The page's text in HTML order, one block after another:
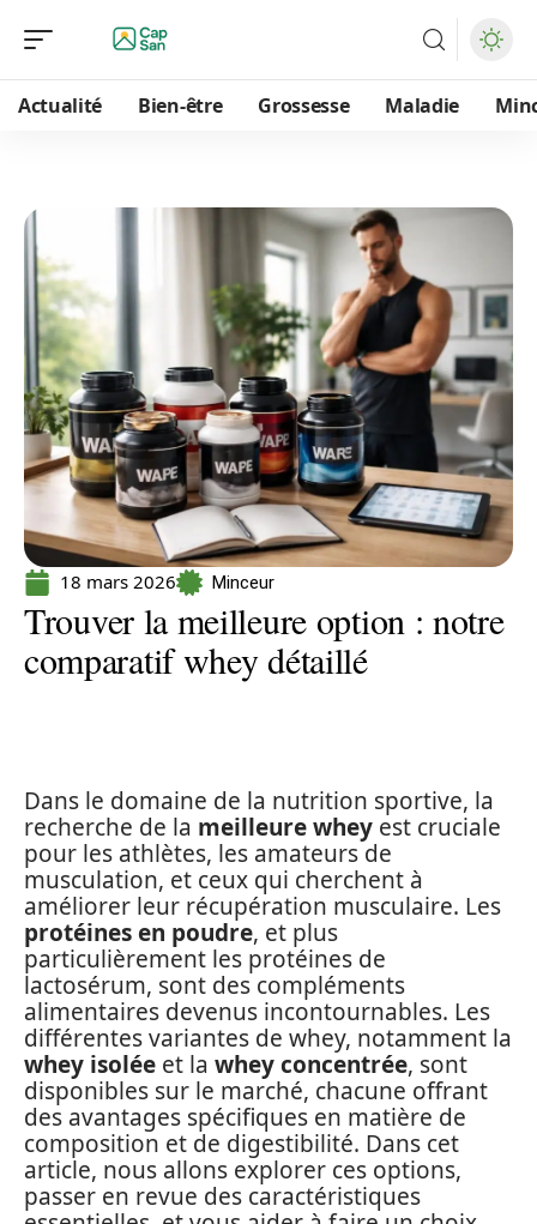
Actualité Bien-être Grossesse Maladie
18 mars 2026 Minceur
Trouver la meilleure option : notre
comparatif whey détaillé
Dans le domaine de la nutrition sportive, la
recherche de la meilleure whey est cruciale
pour les athlètes, les amateurs de
musculation, et ceux qui cherchent à
améliorer leur récupération musculaire. Les
protéines en poudre, et plus
particulièrement les protéines de
lactosérum, sont des compléments
alimentaires devenus incontournables. Les
différentes variantes de whey, notamment la
whey isolée et la whey concentrée, sont
disponibles sur le marché, chacune offrant
des avantages spécifiques en matière de
composition et de digestibilité. Dans cet
article, nous allons explorer ces options,
passer en revue des caractéristiques